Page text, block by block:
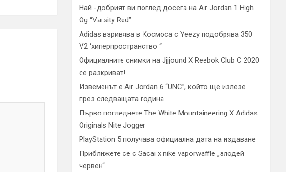
Най -добрият ви поглед досега на Air Jordan 1 High
Og “Varsity Red”
Adidas взривява в Космоса с Yeezy подобрява 350
V2 ‘хиперпространство “
Официалните снимки на Jjjjound X Reebok Club C 2020
се разкриват!
Извеменът е Air Jordan 6 “UNC”, който ще излезе
през следващата година
Първо погледнете The White Mountaineering X Adidas
Originals Nite Jogger
PlayStation 5 получава официална дата на издаване
Приближете се с Sacai x nike vaporwaffle „злодей
червен“